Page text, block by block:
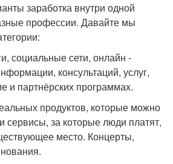
заработка внутри одной
профессии. Давайте мы
социальные сети, онлайн -
консультаций, услуг,
и партнёрских программах.
продуктов, которые можно
сервисы, за которые люди платят,
место. Концерты,